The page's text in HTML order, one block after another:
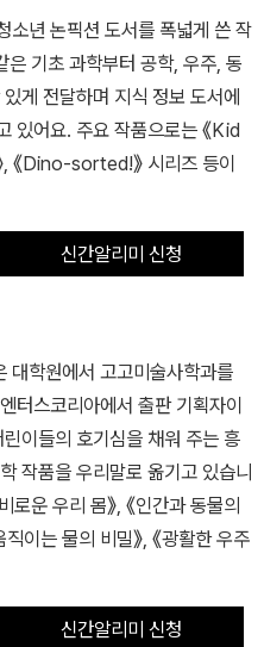
소년 논픽션 도서를 폭넓게 쓴 작
은 기초 과학부터 공학, 우주, 동
게 전달하며 지식 정보 도서에
있어요. 주요 작품으로는 《Kid
Dino-sorted!》 시리즈 등이
신간알리미 신청
대학원에서 고고미술사학과를
터스코리아에서 출판 기획자이
이들의 호기심을 채워 주는 흥
작품을 우리말로 옮기고 있습니
운 우리 몸》, 《인간과 동물의
이는 물의 비밀》, 《광활한 우주
신간알리미 신청